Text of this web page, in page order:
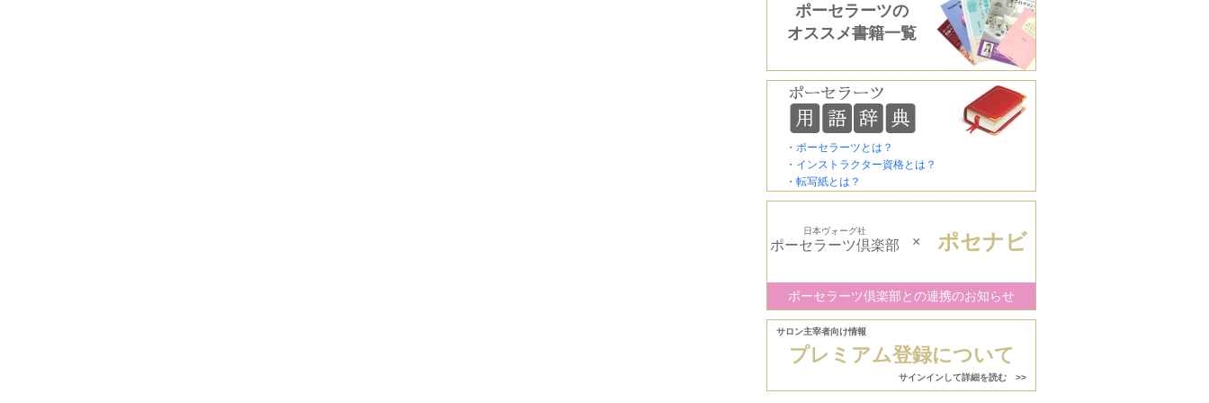
ポーセラーツの
オススメ書籍一覧
・ ポーセラーツとは？
・ インストラクター資格とは？
・ 転写紙とは？
日本ヴォーグ社
ポーセラーツ倶楽部 × ポセナビ
ポーセラーツ倶楽部との連携のお知らせ
サロン主宰者向け情報
プレミアム登録について
サインインして詳細を読む >>